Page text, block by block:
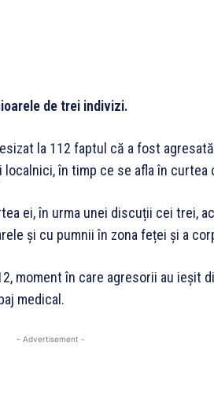
de trei indivizi.
la 112 faptul că a fost
localnici, în timp ce se afla în curtea
ei, în urma unei discuții cei trei,
și cu pumnii în zona feței și a
moment în care agresorii au ieșit
medical.
- Advertisement -